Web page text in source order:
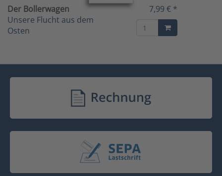
Der Bollerwagen
Unsere Flucht aus dem
Osten
7,99 € *